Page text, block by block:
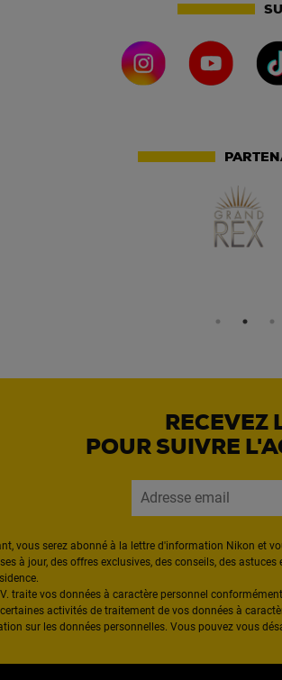
RECEVEZ
POUR SUIVRE
vous serez abonné à la lettre d'information Nikon et
à jour, des offres exclusives, des conseils, des
traite vos données à caractère personnel
activités de traitement de vos données à
sur les données personnelles. Vous pouvez vous